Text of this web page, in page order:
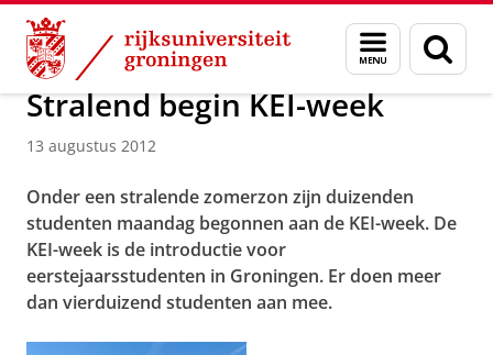
Skip
Content
Skip
Navigation
Menu
en
zoeken
Over ons Actueel Nieuws Nieuwsberichten
Stralend begin KEI-week
13 augustus 2012
Onder een stralende zomerzon zijn duizenden
studenten maandag begonnen aan de KEI-week. De
KEI-week is de introductie voor
eerstejaarsstudenten in Groningen. Er doen meer
dan vierduizend studenten aan mee.